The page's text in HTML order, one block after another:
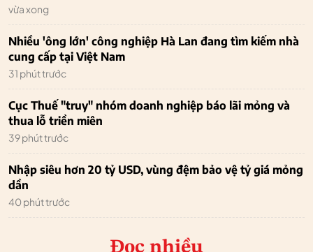
vừa xong
Nhiều 'ông lớn' công nghiệp Hà Lan đang tìm kiếm nhà
cung cấp tại Việt Nam
31 phút trước
Cục Thuế "truy" nhóm doanh nghiệp báo lãi mỏng và
thua lỗ triền miên
39 phút trước
Nhập siêu hơn 20 tỷ USD, vùng đệm bảo vệ tỷ giá mỏng
dần
40 phút trước
Đọc nhiều